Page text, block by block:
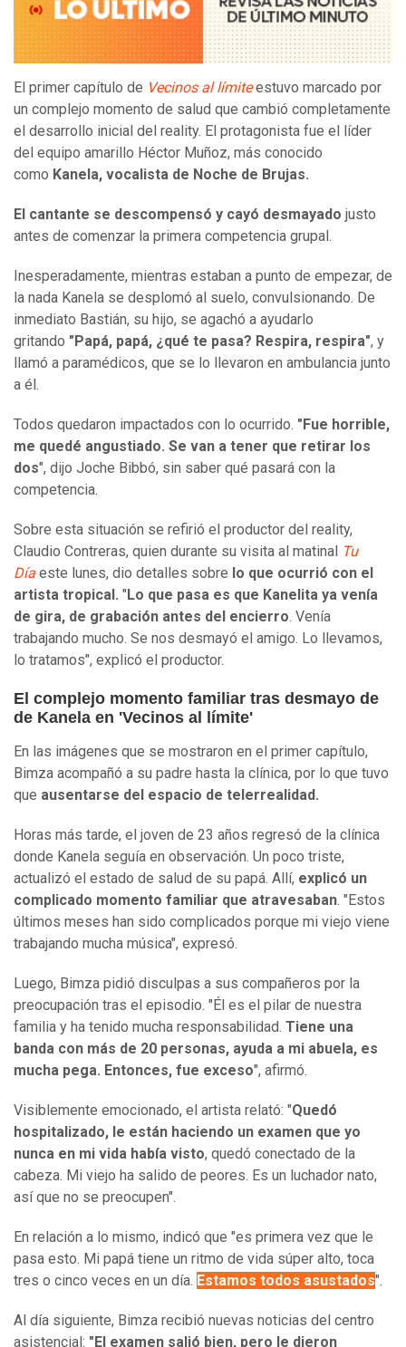
El primer capítulo de Vecinos al límiteestuvo marcado por
un complejo momento de salud que cambió completamente
el desarrollo inicial del reality. El protagonista fue el líder
del equipo amarillo Héctor Muñoz, más conocido
como Kanela, vocalista de Noche de Brujas.
El cantante se descompensó y cayó desmayado justo
antes de comenzar la primera competencia grupal.
Inesperadamente, mientras estaban a punto de empezar, de
la nada Kanela se desplomó al suelo, convulsionando. De
inmediato Bastián, su hijo, se agachó a ayudarlo
gritando "Papá, papá, ¿qué te pasa? Respira, respira", y
llamó a paramédicos, que se lo llevaron en ambulancia junto
a él.
Todos quedaron impactados con lo ocurrido. "Fue horrible,
me quedé angustiado. Se van a tener que retirar los
dos", dijo Joche Bibbó, sin saber qué pasará con la
competencia.
Sobre esta situación se refirió el productor del reality,
Claudio Contreras, quien durante su visita al matinal Tu
Día este lunes, dio detalles sobre lo que ocurrió con el
artista tropical. "Lo que pasa es que Kanelita ya venía
de gira, de grabación antes del encierro. Venía
trabajando mucho. Se nos desmayó el amigo. Lo llevamos,
lo tratamos", explicó el productor.
El complejo momento familiar tras desmayo de
de Kanela en 'Vecinos al límite'
En las imágenes que se mostraron en el primer capítulo,
Bimza acompañó a su padre hasta la clínica, por lo que tuvo
que ausentarse del espacio de telerrealidad.
Horas más tarde, el joven de 23 años regresó de la clínica
donde Kanela seguía en observación. Un poco triste,
actualizó el estado de salud de su papá. Allí, explicó un
complicado momento familiar que atravesaban. "Estos
últimos meses han sido complicados porque mi viejo viene
trabajando mucha música", expresó.
Luego, Bimza pidió disculpas a sus compañeros por la
preocupación tras el episodio. "Él es el pilar de nuestra
familia y ha tenido mucha responsabilidad. Tiene una
banda con más de 20 personas, ayuda a mi abuela, es
mucha pega. Entonces, fue exceso", afirmó.
Visiblemente emocionado, el artista relató: "Quedó
hospitalizado, le están haciendo un examen que yo
nunca en mi vida había visto, quedó conectado de la
cabeza. Mi viejo ha salido de peores. Es un luchador nato,
así que no se preocupen".
En relación a lo mismo, indicó que "es primera vez que le
pasa esto. Mi papá tiene un ritmo de vida súper alto, toca
tres o cinco veces en un día. Estamos todos asustados".
Al día siguiente, Bimza recibió nuevas noticias del centro
asistencial: "El examen salió bien, pero le dieron